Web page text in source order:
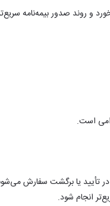
و روند صدور بیمه‌نامه
است.
در تأیید یا برگشت سفارش
انجام شود.